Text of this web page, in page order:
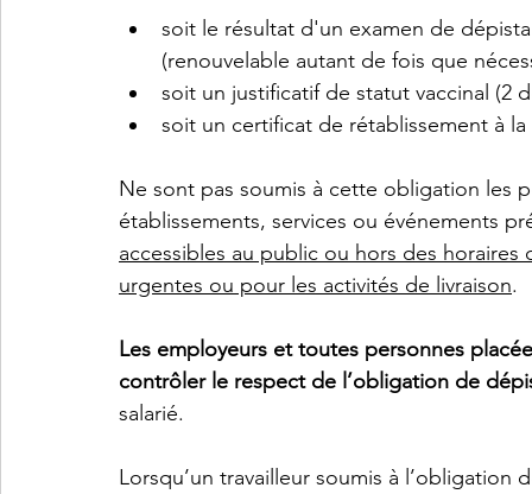
soit le résultat d'un examen de
(renouvelable autant de fois que
soit un justificatif de statut vaccinal (2
soit un certificat de rétablissement à
Ne sont pas soumis à cette obligation les
établissements, services ou événements
accessibles au public ou hors des
urgentes ou pour les activités de livraison.
Les employeurs et toutes personnes
contrôler le respect de l’obligation de
salarié.
Lorsqu’un travailleur soumis à